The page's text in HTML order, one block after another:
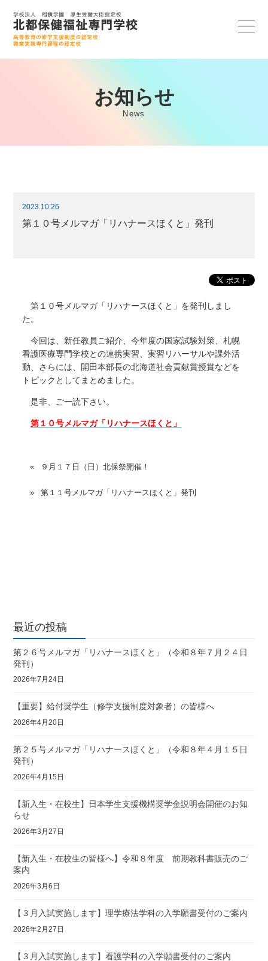
お知らせ
News
2023.10.26
第１０号メルマガ「リハナースほくと」発刊
第１０号メルマガ「リハナースほくと」を発刊しまし
た。
今回は、新任教員ご紹介、今年度の国家試験対策、札幌
看護医療専門学校との連携実習、実習リハーサルや課外活
動、さらには、開田本部長の北海道社会貢献賞授賞などを
トピックとしてまとめました。
是非、ご一読下さい。
第１０号メルマガ「リハナースほくと」
９月１７日（日）北保祭開催！
第１１号メルマガ「リハナースほくと」発刊
最近の投稿
第２６号メルマガ「リハナースほくと」（令和８年７月２４日
発刊）
2026年7月24日
【重要】給付奨学生（修学支援制度対象者）の皆様へ
2026年4月20日
第２５号メルマガ「リハナースほくと」（令和８年４月１５日
発刊）
2026年4月15日
【新入生・在校生】日本学生支援機構奨学金説明会開催のお知
らせ
2026年3月27日
【新入生・在校生の皆様へ】令和８年度 前期教科書販売のご
案内
2026年3月6日
【３月入試実施します】理学療法学科の入学願書受付のご案内
2026年2月27日
【３月入試実施します】看護学科の入学願書受付のご案内